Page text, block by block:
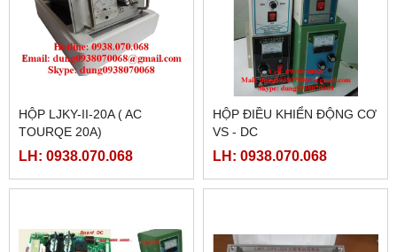
HỘP LJKY-II-20A ( AC
TOURQE 20A)
LH: 0938.070.068
HỘP ĐIỀU KHIỂN ĐỘNG CƠ
VS - DC
LH: 0938.070.068